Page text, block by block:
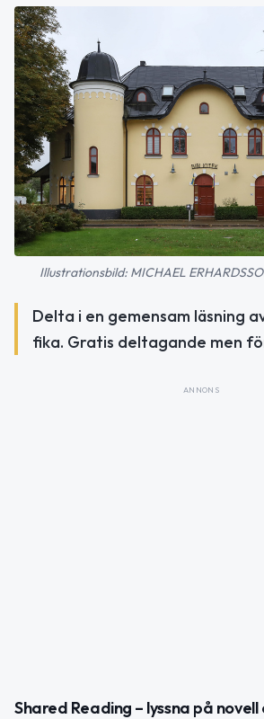
Illustrationsbild: MICHAEL
Delta i en gemensam läsning
fika. Gratis deltagande men
ANNONS
Shared Reading – lyssna på